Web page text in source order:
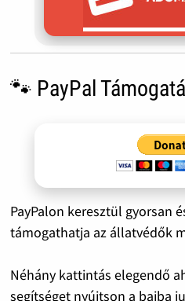
🐾 PayPal
PayPalon keresztül gyorsan
támogathatja az állatvédők
Néhány kattintás elegendő
segítséget nyújtson a bajba